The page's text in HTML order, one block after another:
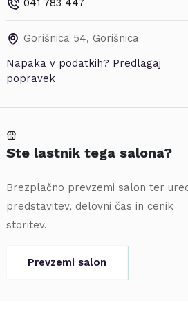
041 783 447
Gorišnica 54, Gorišnica
Napaka v podatkih? Predlagaj
popravek
Ste lastnik tega salona?
Brezplačno prevzemi salon ter
predstavitev, delovni čas in cenik
storitev.
Prevzemi salon